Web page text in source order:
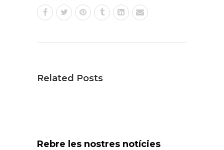
Related Posts
Rebre les nostres notícies